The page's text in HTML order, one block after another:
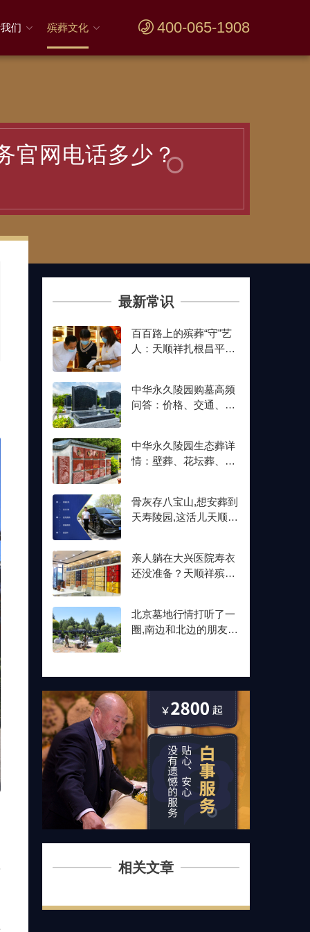
们 殡葬文化 400-065-1908
官网电话多少？
最新常识
百百路上的殡葬“守”艺
人：天顺祥扎根昌平十
中华永久陵园购墓高频
问答：价格、交通、壁
中华永久陵园生态葬详
情：壁葬、花坛葬、树
骨灰存八宝山,想安葬到
天寿陵园,这活儿天顺祥
亲人躺在大兴医院寿衣
还没准备？天顺祥殡葬
北京墓地行情打听了一
圈,南边和北边的朋友最
相关文章